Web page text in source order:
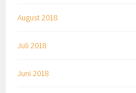
August 2018
Juli 2018
Juni 2018